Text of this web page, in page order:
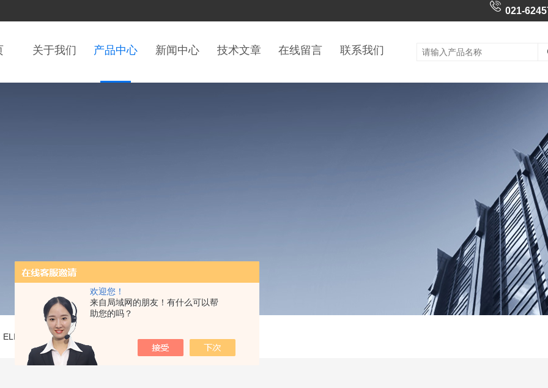
欢迎您！
来自局域网的朋友！有什么可以帮
助您的吗？
021-
关于我们 产品中心 新闻中心 技术文章 在线留言 联系我们
ELISA试剂盒>人纤溶酶（plasmin）ELISA试剂盒